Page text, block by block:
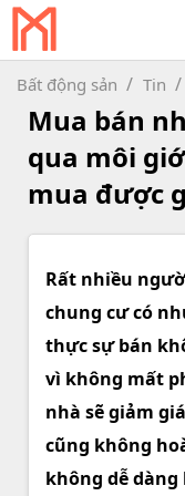
Bất động sản Tin
Mua bán
qua môi
mua được
Rất nhiều
chung cư có
thực sự bán
vì không mất
nhà sẽ giảm
cũng không
không dễ